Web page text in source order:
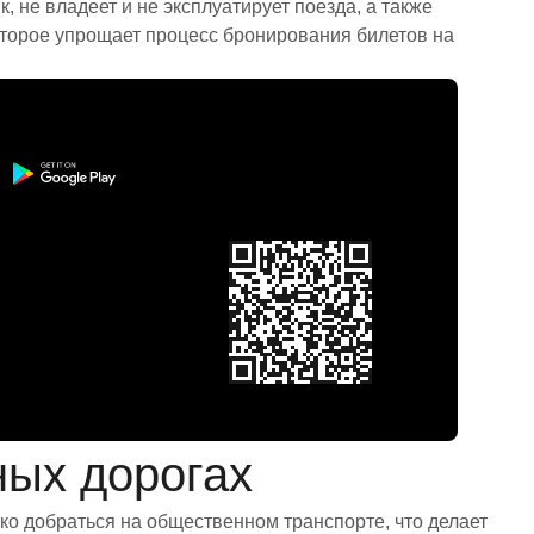
владеет и не эксплуатирует поезда, а также
упрощает процесс бронирования билетов на
дорогах